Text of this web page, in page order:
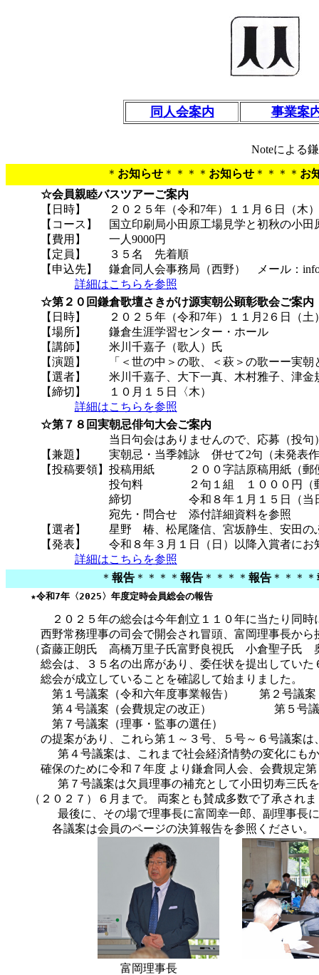
同人会案内 事業案
Noteによる
＊ お知らせ＊＊＊＊ お知らせ＊＊＊＊ お
☆会員親睦バスツアーご案内
【日時】 ２０２５年（令和7年）１１月６日（木）
【コース】 国立印刷局小田原工場見学と初秋の小
【費用】 一人9000円
【定員】 ３５名 先着順
【申込先】 鎌倉同人会事務局（西野） メール：
詳細はこちらを参照
☆第２０回鎌倉歌壇さきがけ源実朝公顕彰歌会ご案内
【日時】 ２０２５年（令和7年）１１月2６日（土）
【場所】 鎌倉生涯学習センター・ホール
【講師】 米川千嘉子（歌人）氏
【演題】 「＜世の中＞の歌、＜萩＞の歌ーー実朝
【選者】 米川千嘉子、大下一真、木村雅子、津金
【締切】 １０月１５日〈木）
詳細はこちらを参照
☆第７８回実朝忌俳句大会ご案内
当日句会はありませんので、応募（投句）の
【兼題】 実朝忌・当季雑詠 併せて2句（未発表作品
【投稿要領】投稿用紙 ２００字詰原稿用紙（郵便
投句料 ２句１組 １０００円（郵便定額
締切 令和８年１月１５日（当日消
宛先・問合せ 添付詳細資料を参照
【選者】 星野 椿、松尾隆信、宮坂静生、安田のぶ
【発表】 令和８年３月１日（日）以降入賞者にお知
詳細はこちらを参照
＊ 報告＊＊＊＊ 報告＊＊＊＊ 報告＊＊＊＊
★令和7年〈2025〉年度定時会員総会の報告
２０２５年の総会は今年創立１１０年に当たり同時に
西野常務理事の司会で開会され冒頭、富岡理事長から
（斎藤正朗氏 高橋万里子氏富野良視氏 小倉聖子氏
総会は、３５名の出席があり、委任状を提出していた６
総会が成立していることを確認して始まりました。
第１号議案（令和六年度事業報告）
第２号議
第４号議案（会費規定の改正）
第５号
第７号議案（理事・監事の選任）
の提案があり、これら第１～３号、５号～６号議案は
第４号議案は、これまで社会経済情勢の変化にも
確保のために令和７年度 より鎌倉同人会、会費規定
第７号議案は欠員理事の補充として小田切寿三氏
（２０２７）６月まで。 両案とも賛成多数で了承され
最後に、その場で理事長に富岡幸一郎、副理事長
各議案は会員のページの決算報告を参照ください。
富岡理事長 総会